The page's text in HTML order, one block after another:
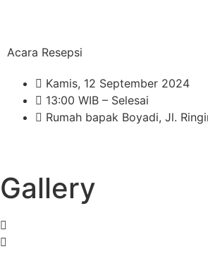
Acara Resepsi
Kamis, 12 September 2024
13:00 WIB – Selesai
Rumah bapak Boyadi, Jl.
Gallery